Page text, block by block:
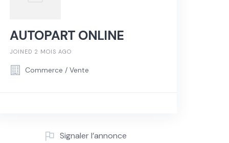
AUTOPART ONLINE
JOINED 2 MOIS AGO
Commerce / Vente
Signaler l’annonce